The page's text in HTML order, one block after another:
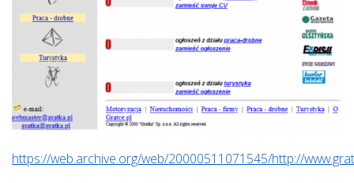
https://web.archive.org/web/20000511071545/http://